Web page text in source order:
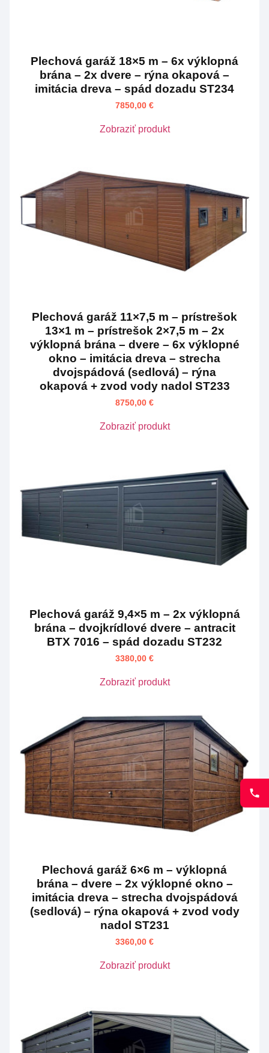
Plechová garáž 18×5 m – 6x výklopná
brána – 2x dvere – rýna okapová –
imitácia dreva – spád dozadu ST234
7850,00 €
Zobraziť produkt
Plechová garáž 11×7,5 m – prístrešok
13×1 m – prístrešok 2×7,5 m – 2x
výklopná brána – dvere – 6x výklopné
okno – imitácia dreva – strecha
dvojspádová (sedlová) – rýna
okapová + zvod vody nadol ST233
8750,00 €
Zobraziť produkt
Plechová garáž 9,4×5 m – 2x výklopná
brána – dvojkrídlové dvere – antracit
BTX 7016 – spád dozadu ST232
3380,00 €
Zobraziť produkt
Plechová garáž 6×6 m – výklopná
brána – dvere – 2x výklopné okno –
imitácia dreva – strecha dvojspádová
(sedlová) – rýna okapová + zvod vody
nadol ST231
3360,00 €
Zobraziť produkt